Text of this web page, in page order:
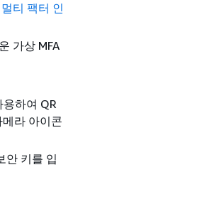
멀티 팩터 인
가상 MFA
하여 QR
라 아이콘
안 키를 입